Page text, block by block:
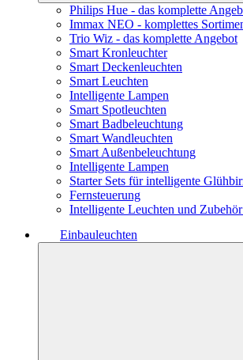
Philips Hue - das komplette
Immax NEO - komplettes
Trio Wiz - das komplette Angebot
Smart Kronleuchter
Smart Deckenleuchten
Smart Leuchten
Intelligente Lampen
Smart Spotleuchten
Smart Badbeleuchtung
Smart Wandleuchten
Smart Außenbeleuchtung
Intelligente Lampen
Starter Sets für intelligente
Fernsteuerung
Intelligente Leuchten und
Einbauleuchten